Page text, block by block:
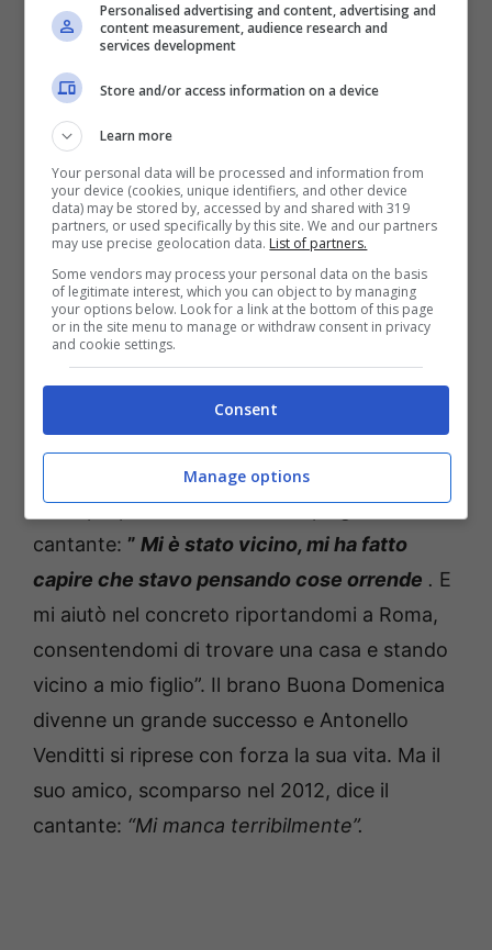
Leggi anche —–>Matilde Gioli, avete mai
visto l’attrice di Doc senza trucco?Nessun
filtro o inganno: meravigliosa
L’aiuto di Lucio Dalla
A stargli accanto, in quei tragici momenti, è
stato proprio Lucio Dalla.Ha spiegato il
cantante: ” Mi è stato vicino, mi ha fatto
capire che stavo pensando cose orrende . E
mi aiutò nel concreto riportandomi a Roma,
consentendomi di trovare una casa e stando
vicino a mio figlio”. Il brano Buona Domenica
divenne un grande successo e Antonello
Venditti si riprese con forza la sua vita. Ma il
suo amico, scomparso nel 2012, dice il
cantante: “Mi manca terribilmente”.
Personalised advertising and content, advertising and
content measurement, audience research and
services development
Store and/or access information on a device
Learn more
Your personal data will be processed and information from
your device (cookies, unique identifiers, and other device
data) may be stored by, accessed by and shared with 319
partners, or used specifically by this site. We and our partners
may use precise geolocation data. List of partners.
Some vendors may process your personal data on the basis
of legitimate interest, which you can object to by managing
your options below. Look for a link at the bottom of this page
or in the site menu to manage or withdraw consent in privacy
and cookie settings.
Consent
Manage options